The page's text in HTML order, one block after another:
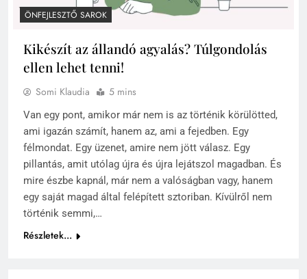
ÖNFEJLESZTŐ SAROK
Kikészít az állandó agyalás? Túlgondolás
ellen lehet tenni!
Somi Klaudia 5 mins
Van egy pont, amikor már nem is az történik körülötted,
ami igazán számít, hanem az, ami a fejedben. Egy
félmondat. Egy üzenet, amire nem jött válasz. Egy
pillantás, amit utólag újra és újra lejátszol magadban. És
mire észbe kapnál, már nem a valóságban vagy, hanem
egy saját magad által felépített sztoriban. Kívülről nem
történik semmi,…
Részletek...